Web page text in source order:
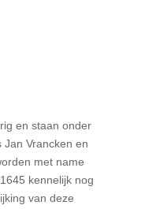
en staan onder
Vrancken en
met name
kennelijk nog
van deze